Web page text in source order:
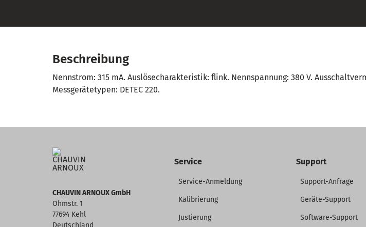
Beschreibung
Nennstrom: 315 mA. Auslösecharakteristik: flink. Nennspannung: 380 V.
Messgerätetypen: DETEC 220.
CHAUVIN ARNOUX GmbH
Ohmstr. 1
77694 Kehl
Deutschland
Service
Service-Anmeldung
Kalibrierung
Justierung
Support
Support-Anfrage
Geräte-Support
Software-Support